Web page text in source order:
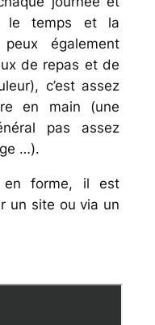
le temps et la
également
de repas et de
c’est assez
en main (une
pas assez
…).
forme, il est
un site ou via un